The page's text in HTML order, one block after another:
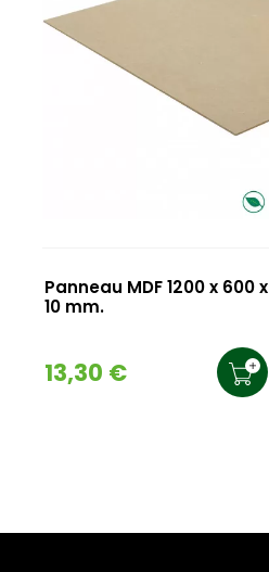
Panneau MDF 1200 x 600 x
10 mm.
13,30 €